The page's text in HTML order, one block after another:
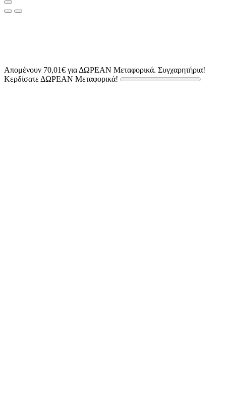
Απομένουν 70,01€ για ΔΩΡΕΑΝ Μεταφορικά. Συγχαρητήρια!
Κερδίσατε ΔΩΡΕΑΝ Μεταφορικά!